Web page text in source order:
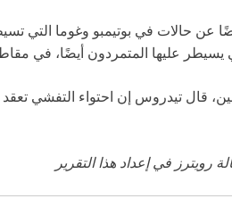
عن حالات في بوتيمبو وغوما التي
يسيطر عليها المتمردون أيضًا، في
قال تيدروس إن احتواء التفشي
رويترز في إعداد هذا التقرير